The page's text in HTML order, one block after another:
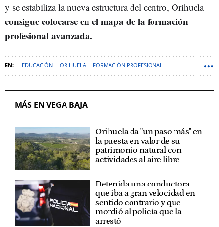
y se estabiliza la nueva estructura del centro, Orihuela
consigue colocarse en el mapa de la formación
profesional avanzada.
EDUCACIÓN ORIHUELA FORMACIÓN PROFESIONAL
MÁS EN VEGA BAJA
Orihuela da "un paso más" en
la puesta en valor de su
patrimonio natural con
actividades al aire libre
Detenida una conductora
que iba a gran velocidad en
sentido contrario y que
mordió al policía que la
arrestó